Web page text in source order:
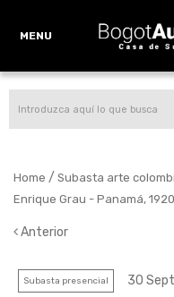
MENU
Home / Subasta arte
Enrique Grau - Panamá,
Anterior
Subasta presencial 30